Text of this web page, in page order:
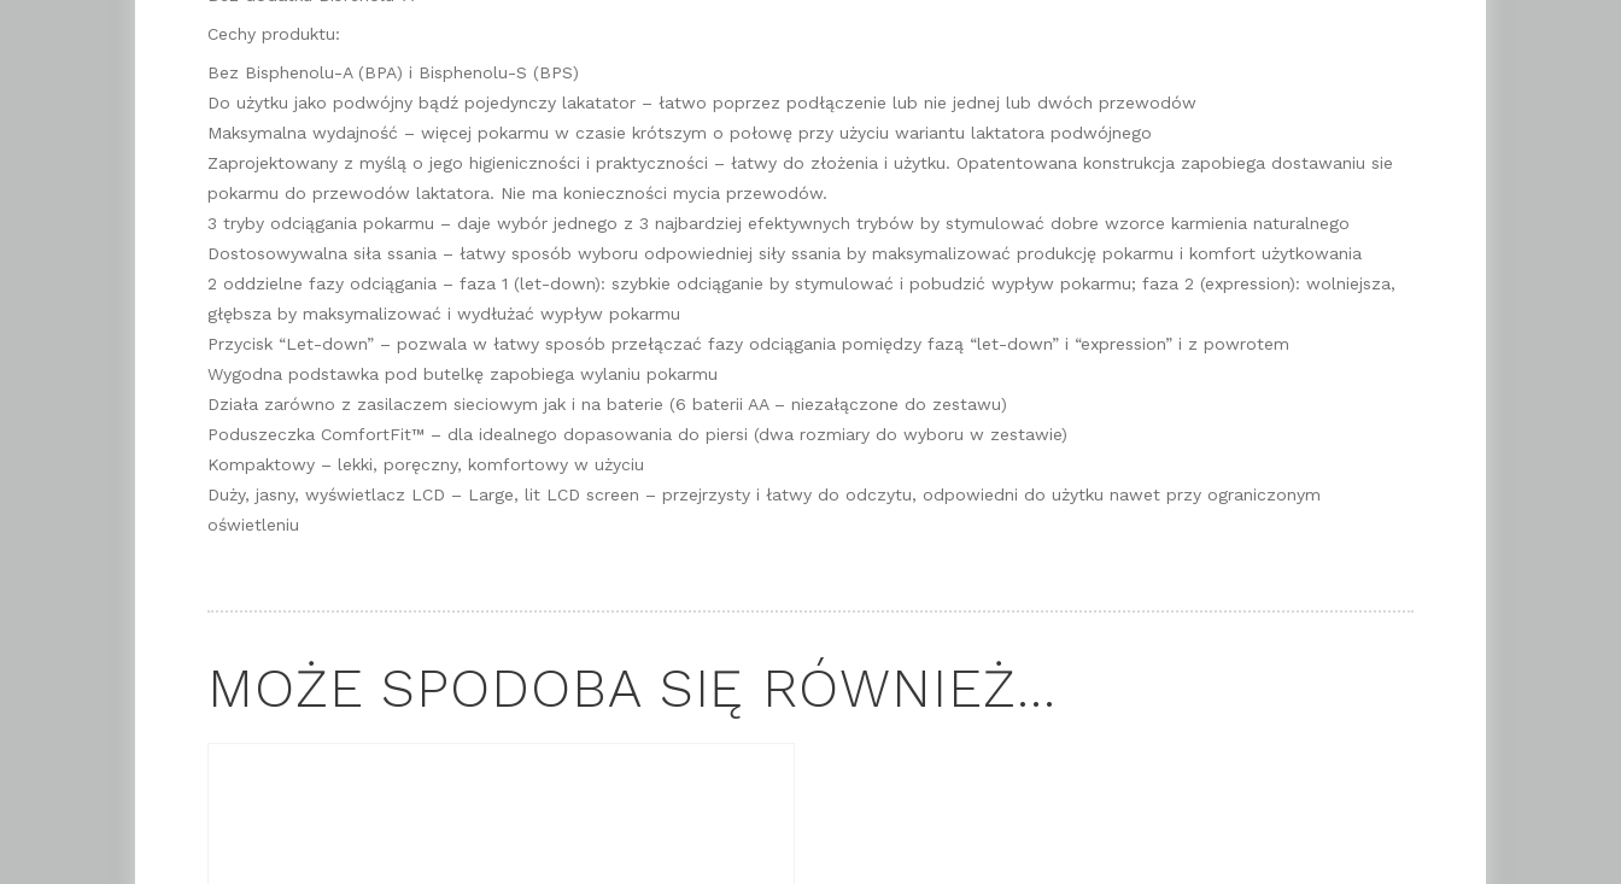
Cechy produktu:
Bez Bisphenolu-A (BPA) i Bisphenolu-S (BPS)
Do użytku jako podwójny bądź pojedynczy lakatator – łatwo poprzez podłączenie lub nie jednej lub dwóch przewodów
Maksymalna wydajność – więcej pokarmu w czasie krótszym o połowę przy użyciu wariantu laktatora podwójnego
Zaprojektowany z myślą o jego higieniczności i praktyczności – łatwy do złożenia i użytku. Opatentowana konstrukcja zapobiega dostawaniu sie
pokarmu do przewodów laktatora. Nie ma konieczności mycia przewodów.
3 tryby odciągania pokarmu – daje wybór jednego z 3 najbardziej efektywnych trybów by stymulować dobre wzorce karmienia naturalnego
Dostosowywalna siła ssania – łatwy sposób wyboru odpowiedniej siły ssania by maksymalizować produkcję pokarmu i komfort użytkowania
2 oddzielne fazy odciągania – faza 1 (let-down): szybkie odciąganie by stymulować i pobudzić wypływ pokarmu; faza 2 (expression): wolniejsza,
głębsza by maksymalizować i wydłużać wypływ pokarmu
Przycisk “Let-down” – pozwala w łatwy sposób przełączać fazy odciągania pomiędzy fazą “let-down” i “expression” i z powrotem
Wygodna podstawka pod butelkę zapobiega wylaniu pokarmu
Działa zarówno z zasilaczem sieciowym jak i na baterie (6 baterii AA – niezałączone do zestawu)
Poduszeczka ComfortFit™ – dla idealnego dopasowania do piersi (dwa rozmiary do wyboru w zestawie)
Kompaktowy – lekki, poręczny, komfortowy w użyciu
Duży, jasny, wyświetlacz LCD – Large, lit LCD screen – przejrzysty i łatwy do odczytu, odpowiedni do użytku nawet przy ograniczonym
oświetleniu
MOŻE SPODOBA SIĘ RÓWNIEŻ…